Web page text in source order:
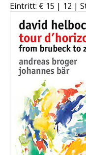
Eintritt: € 15 | 12 |